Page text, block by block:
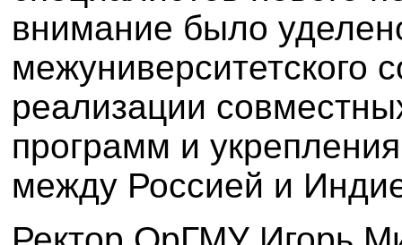
внимание было
межуниверситетского
реализации
программ и
между Россией и